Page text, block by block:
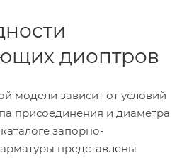
диоптров
модели зависит от условий
присоединения и диаметра
запорно-
представлены